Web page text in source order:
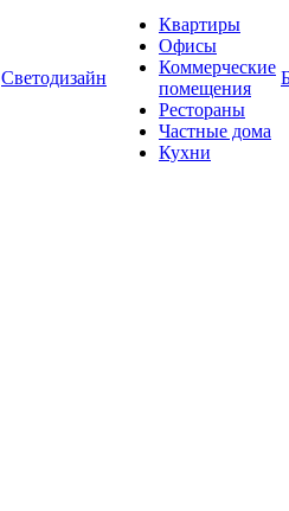
Светодизайн
Квартиры
Офисы
Коммерческие
помещения
Рестораны
Частные дома
Кухни